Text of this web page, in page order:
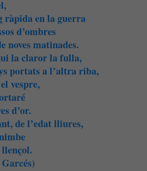
ràpida en la guerra
d’ombres
noves matinades.
la claror la fulla,
portats a l’altra riba,
vespre,
d’or.
de l’edat lliures,